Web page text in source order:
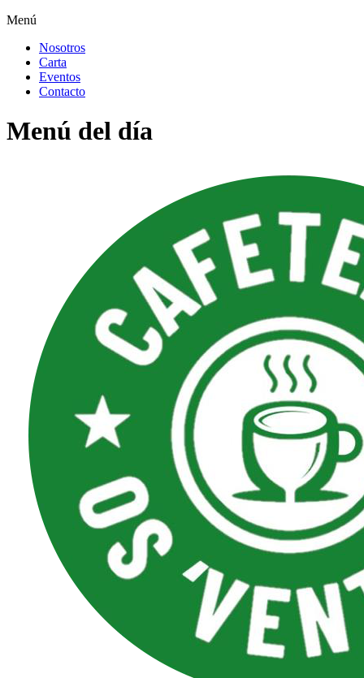
Menú
Nosotros
Carta
Eventos
Contacto
Menú del día